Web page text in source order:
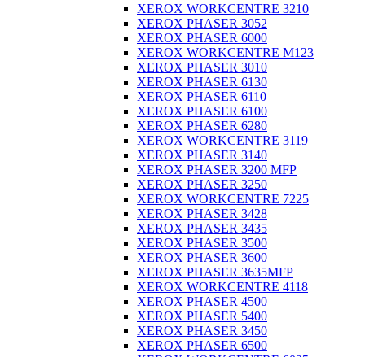
XEROX WORKCENTRE 3210
XEROX PHASER 3052
XEROX PHASER 6000
XEROX WORKCENTRE M123
XEROX PHASER 3010
XEROX PHASER 6130
XEROX PHASER 6110
XEROX PHASER 6100
XEROX PHASER 6280
XEROX WORKCENTRE 3119
XEROX PHASER 3140
XEROX PHASER 3200 MFP
XEROX PHASER 3250
XEROX WORKCENTRE 7225
XEROX PHASER 3428
XEROX PHASER 3435
XEROX PHASER 3500
XEROX PHASER 3600
XEROX PHASER 3635MFP
XEROX WORKCENTRE 4118
XEROX PHASER 4500
XEROX PHASER 5400
XEROX PHASER 3450
XEROX PHASER 6500